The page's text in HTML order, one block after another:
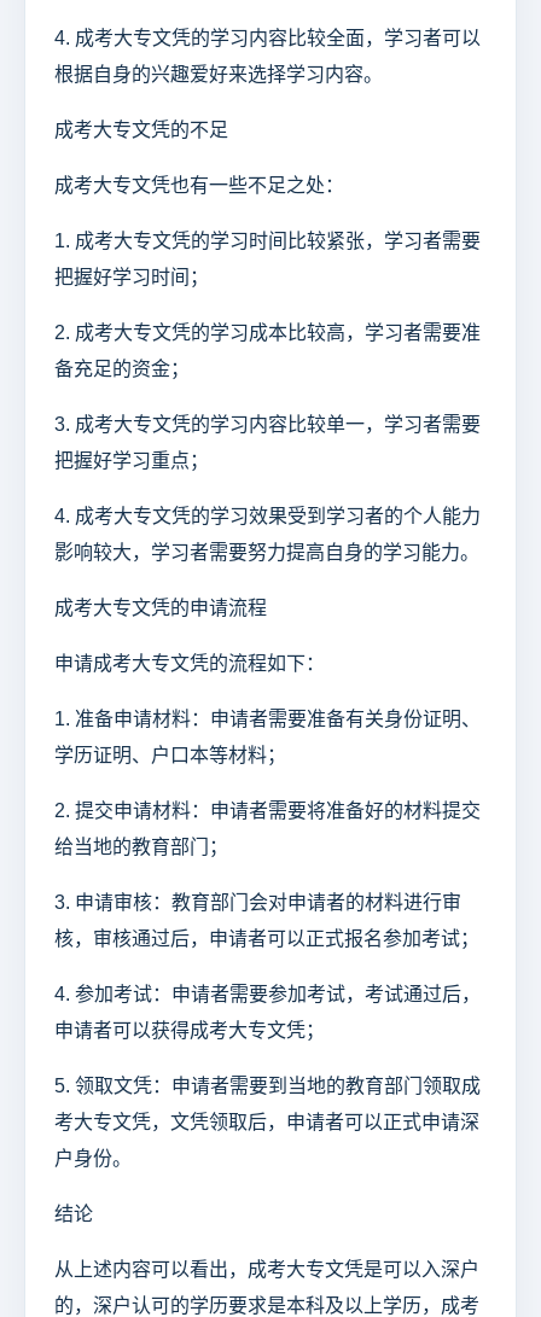
4. 成考大专文凭的学习内容比较全面，学习者可以
根据自身的兴趣爱好来选择学习内容。
成考大专文凭的不足
成考大专文凭也有一些不足之处：
1. 成考大专文凭的学习时间比较紧张，学习者需要
把握好学习时间；
2. 成考大专文凭的学习成本比较高，学习者需要准
备充足的资金；
3. 成考大专文凭的学习内容比较单一，学习者需要
把握好学习重点；
4. 成考大专文凭的学习效果受到学习者的个人能力
影响较大，学习者需要努力提高自身的学习能力。
成考大专文凭的申请流程
申请成考大专文凭的流程如下：
1. 准备申请材料：申请者需要准备有关身份证明、
学历证明、户口本等材料；
2. 提交申请材料：申请者需要将准备好的材料提交
给当地的教育部门；
3. 申请审核：教育部门会对申请者的材料进行审
核，审核通过后，申请者可以正式报名参加考试；
4. 参加考试：申请者需要参加考试，考试通过后，
申请者可以获得成考大专文凭；
5. 领取文凭：申请者需要到当地的教育部门领取成
考大专文凭，文凭领取后，申请者可以正式申请深
户身份。
结论
从上述内容可以看出，成考大专文凭是可以入深户
的，深户认可的学历要求是本科及以上学历，成考